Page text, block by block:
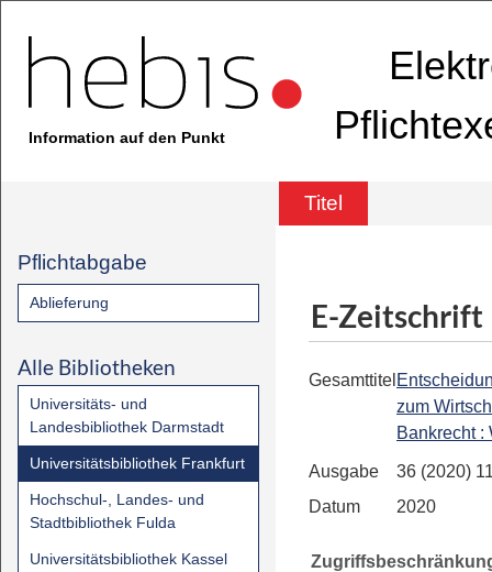
Information auf den Punkt
Titel
Pflichtabgabe
Ablieferung
Alle Bibliotheken
Universitäts- und
Landesbibliothek Darmstadt
Universitätsbibliothek Frankfurt
Hochschul-, Landes- und
Stadtbibliothek Fulda
Universitätsbibliothek Kassel
E-Zeitschrift
Gesamttitel
zum
Bankrecht :
Ausgabe
36 (2020)
Datum
2020